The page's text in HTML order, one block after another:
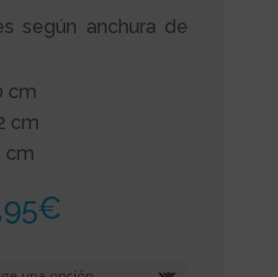
según anchura de
cm
cm
cm
€